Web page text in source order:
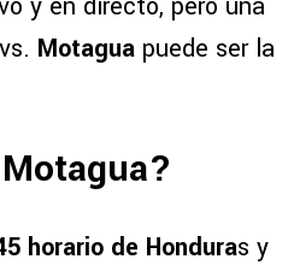
y en directo, pero una
vs. Motagua puede ser la
horario de Honduras y